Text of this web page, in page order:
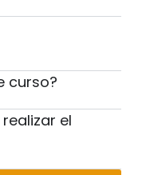
curso?
el